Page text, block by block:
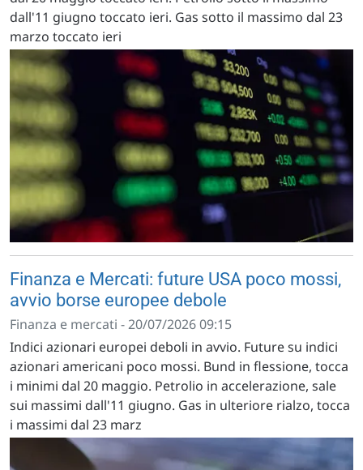
dall'11 giugno toccato ieri. Gas sotto il massimo dal 23
marzo toccato ieri
Finanza e Mercati: future USA poco mossi,
avvio borse europee debole
Finanza e mercati - 20/07/2026 09:15
Indici azionari europei deboli in avvio. Future su indici
azionari americani poco mossi. Bund in flessione, tocca
i minimi dal 20 maggio. Petrolio in accelerazione, sale
sui massimi dall'11 giugno. Gas in ulteriore rialzo, tocca
i massimi dal 23 marz